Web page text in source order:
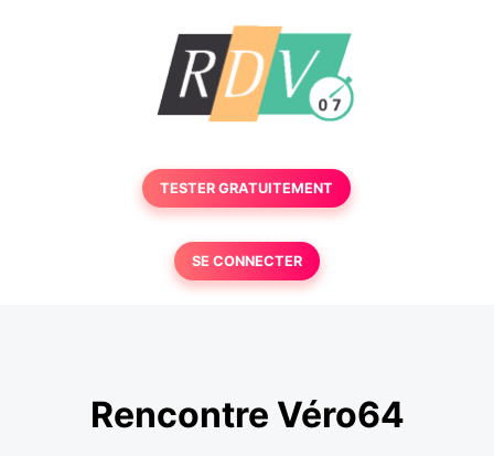
TESTER GRATUITEMENT
SE CONNECTER
Rencontre Véro64